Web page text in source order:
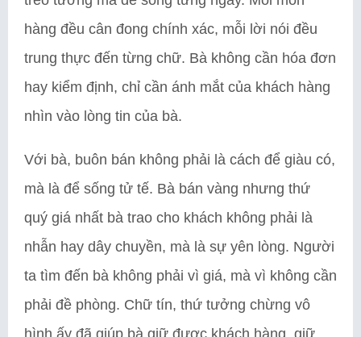
hàng đều cân đong chính xác, mỗi lời nói đều
trung thực đến từng chữ. Bà không cần hóa đơn
hay kiểm định, chỉ cần ánh mắt của khách hàng
nhìn vào lòng tin của bà.
Với bà, buôn bán không phải là cách để giàu có,
mà là để sống tử tế. Bà bán vàng nhưng thứ
quý giá nhất bà trao cho khách không phải là
nhẫn hay dây chuyền, mà là sự yên lòng. Người
ta tìm đến bà không phải vì giá, mà vì không cần
phải đề phòng. Chữ tín, thứ tưởng chừng vô
hình ấy đã giúp bà giữ được khách hàng, giữ